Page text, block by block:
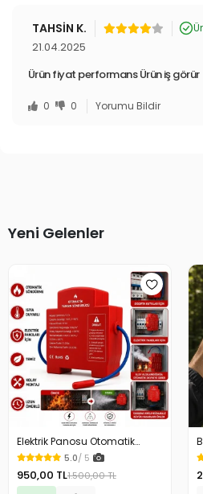
TAHSİN K.
21.04.2025
Ürün fiyat performans Ürün iş görür
0 0 Yorumu Bildir
Yeni Gelenler
Elektrik Panosu Otomatik
Yangın Söndürücü Isıya
Duyarlı Sigorta Kutusu Yangın
Söndürme Cihazı
5.0/ 5
950,00 TL1.500,00 TL